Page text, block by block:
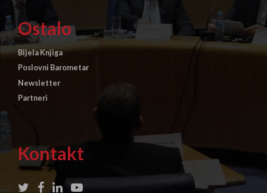
Ostalo
Bijela Knjiga
Poslovni Barometar
Newsletter
Partneri
Kontakt